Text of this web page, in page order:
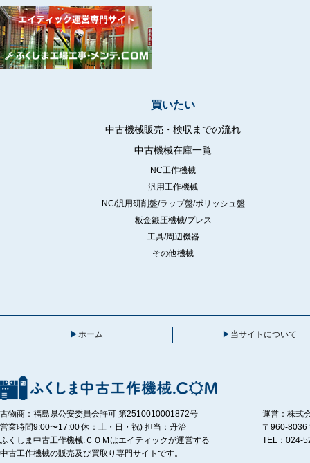
買いたい
中古機械販売・検収までの流れ
中古機械在庫一覧
NC工作機械
汎用工作機械
NC/汎用研削盤/ラップ盤/ポリッシュ盤
板金鍛圧機械/プレス
工具/周辺機器
その他機械
ホーム 当サイトについて
古物商：福島県公安委員会許可 第2510010001872号
営業時間9:00〜17:00 休：土・日・祝) 担当：丹治
ふくしま中古工作機械.ＣＯＭはエイティックが運営する
中古工作機械の販売及び買取り専門サイトです。
運営：株式
〒960-8036
TEL：024-